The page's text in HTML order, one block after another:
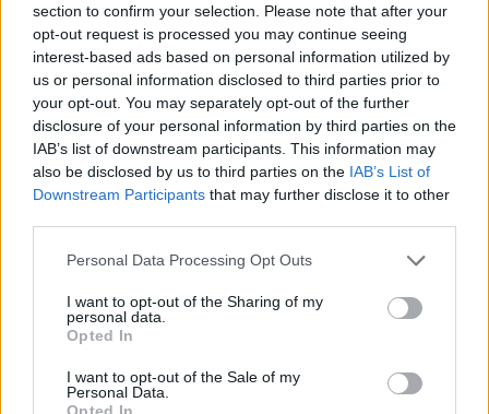
section to confirm your selection. Please note that after your
opt-out request is processed you may continue seeing
interest-based ads based on personal information utilized by
us or personal information disclosed to third parties prior to
your opt-out. You may separately opt-out of the further
disclosure of your personal information by third parties on the
IAB’s list of downstream participants. This information may
also be disclosed by us to third parties on the IAB’s List of
Downstream Participants that may further disclose it to other
Please note that this website/app uses one or more Google
not limited to your visit or usage behaviour. You may click to
grant or deny consent to Google and its third-party tags to
use your data for below specified purposes in below Google
consent section.
Personal Data Processing Opt Outs
I want to opt-out of the Sharing of my
personal data.
Opted In
I want to opt-out of the Sale of my
Personal Data.
Opted In
Share this
TagsNewsroom Ακτή Βουλιαγμένης Παραλία τιμές εισιτηρίου
τιμές Οργανωμένες Παραλίες
RIVIERA INSIDER
Η ανταρσία των δημάρχων
αυτοδιοίκηση